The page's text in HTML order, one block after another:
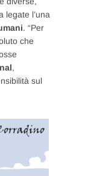
legate l’una
. “Per
che
,
sul